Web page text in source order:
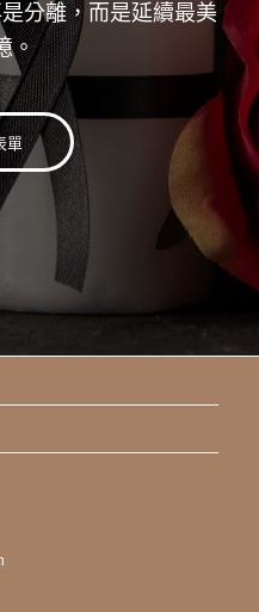
分離，而是延續最美
。
單